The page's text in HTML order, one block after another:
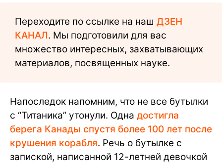
Переходите по ссылке на наш ДЗЕН
КАНАЛ. Мы подготовили для вас
множество интересных, захватывающих
материалов, посвященных науке.
Напоследок напомним, что не все бутылки
с “Титаника” утонули. Одна достигла
берега Канады спустя более 100 лет после
крушения корабля. Речь о бутылке с
запиской, написанной 12-летней девочкой